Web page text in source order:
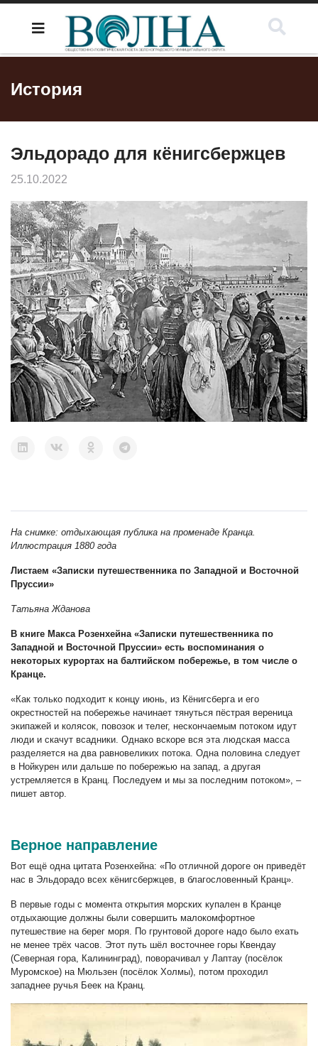
История
Эльдорадо для кёнигсбержцев
25.10.2022
На снимке: отдыхающая публика на променаде Кранца.
Иллюстрация 1880 года
Листаем «Записки путешественника по Западной и Восточной
Пруссии»
Татьяна Жданова
В книге Макса Розенхейна «Записки путешественника по
Западной и Восточной Пруссии» есть воспоминания о
некоторых курортах на балтийском побережье, в том числе о
Кранце.
«Как только подходит к концу июнь, из Кёнигсберга и его
окрестностей на побережье начинает тянуться пёстрая вереница
экипажей и колясок, повозок и телег, нескончаемым потоком идут
люди и скачут всадники. Однако вскоре вся эта людская масса
разделяется на два равновеликих потока. Одна половина следует
в Нойкурен или дальше по побережью на запад, а другая
устремляется в Кранц. Последуем и мы за последним потоком», –
пишет автор.
Верное направление
Вот ещё одна цитата Розенхейна: «По отличной дороге он приведёт
нас в Эльдорадо всех кёнигсбержцев, в благословенный Кранц».
В первые годы с момента открытия морских купален в Кранце
отдыхающие должны были совершить малокомфортное
путешествие на берег моря. По грунтовой дороге надо было ехать
не менее трёх часов. Этот путь шёл восточнее горы Квендау
(Северная гора, Калининград), поворачивал у Лаптау (посёлок
Муромское) на Мюльзен (посёлок Холмы), потом проходил
западнее ручья Беек на Кранц.